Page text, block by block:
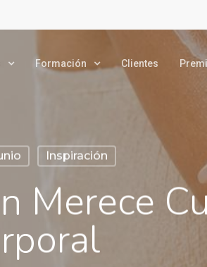
Formación Clientes
Inspiración
Merece